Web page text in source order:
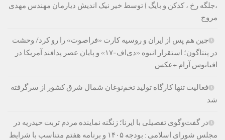
،جلگه رخ ، کدکن و بایگ ) توسط خیر نیک اندیش دیارمان مهندس مهدی
مروج
چین هم پس از ایران و روسیه کارت «فراصوت» را رو کرد/ وحشت
در پنتاگون؛ استقرار انبوه «دی‌اف‑۱۷» و پایان عصر پدافند آمریکا در
اقیانوس آرام +عکس
فعالیت تنها کارگاه تولید تخم‌نوغان شمال شرق کشور از سرگرفته
شد
در گفت‌وگوی تفصیلی با ایرنا؛ زنگنه نماینده مردم تربت حیدریه در
مجلس شورای اسلامی : بودجه ۱۴۰۵ و برنامه هفتم متناسب با شرایط